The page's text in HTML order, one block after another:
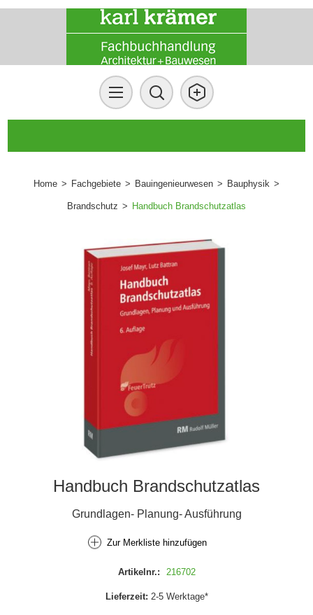
Home > Fachgebiete > Bauingenieurwesen > Bauphysik >
Brandschutz > Handbuch Brandschutzatlas
Handbuch Brandschutzatlas
Grundlagen- Planung- Ausführung
Zur Merkliste hinzufügen
Artikelnr.: 216702
Lieferzeit: 2-5 Werktage*